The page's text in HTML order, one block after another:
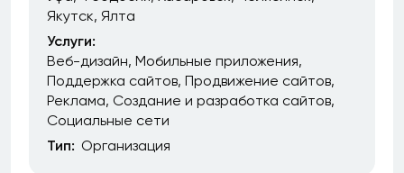
Якутск Ялта
Услуги:
Веб-дизайн Мобильные приложения
Поддержка сайтов Продвижение сайтов
Реклама Создание и разработка сайтов
Социальные сети
Тип: Организация